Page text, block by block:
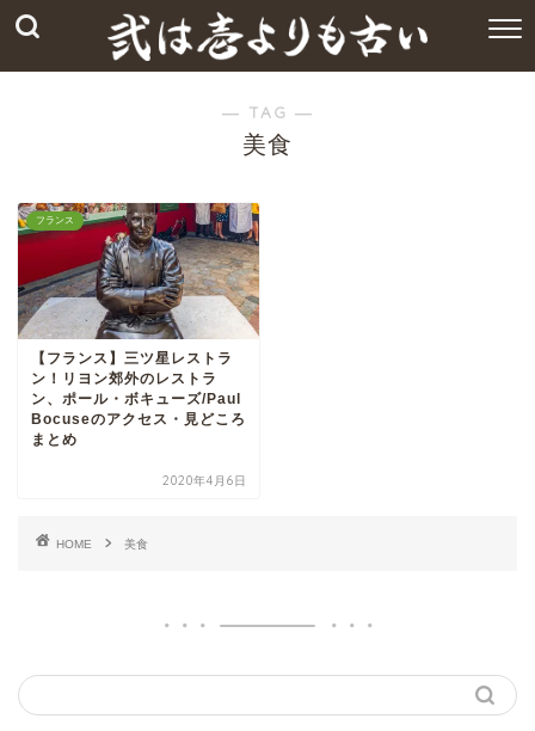
― TAG ―
美食
フランス
【フランス】三ツ星レストラ
ン！リヨン郊外のレストラ
ン、ポール・ボキューズ/Paul
Bocuseのアクセス・見どころ
まとめ
2020年4月6日
HOME 美食